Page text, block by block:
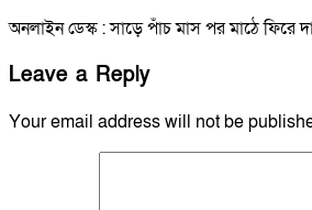
অনলাইন ডেস্ক : সাড়ে পাঁচ মাস পর মাঠে ফিরে
Leave a Reply
Your email address will not be